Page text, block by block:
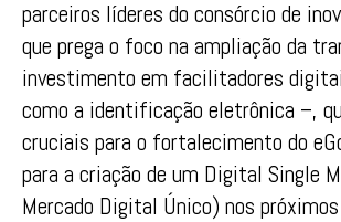
parceiros líderes do consórcio de
que prega o foco na ampliação da
investimento em facilitadores
como a identificação eletrônica –,
cruciais para o fortalecimento do
para a criação de um Digital Single
Mercado Digital Único) nos